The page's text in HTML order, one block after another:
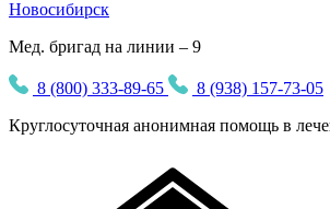
Новосибирск
Мед. бригад на линии – 9
8 (800) 333-89-65
8 (938) 157-73-05
Круглосуточная анонимная помощь в